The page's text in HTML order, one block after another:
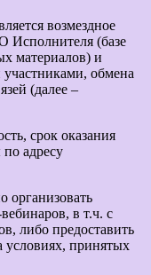
возмездное
Исполнителя (базе
материалов) и
обмена
(далее –
срок оказания
адресу
организовать
в т.ч. с
либо предоставить
условиях, принятых